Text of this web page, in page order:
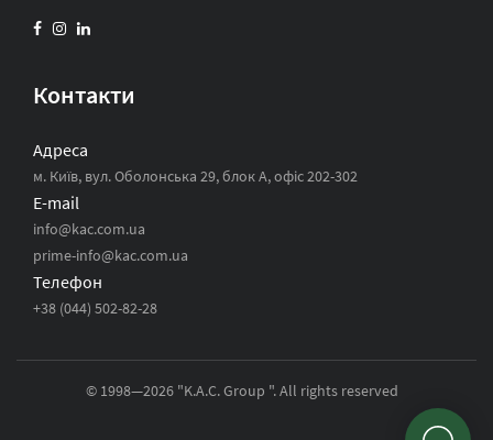
Контакти
Адреса
м. Київ, вул. Оболонська 29, блок А, офіс 202-302
E-mail
info@kac.com.ua
prime-info@kac.com.ua
Телефон
+38 (044) 502-82-28
© 1998—2026 "K.A.C. Group ". All rights reserved